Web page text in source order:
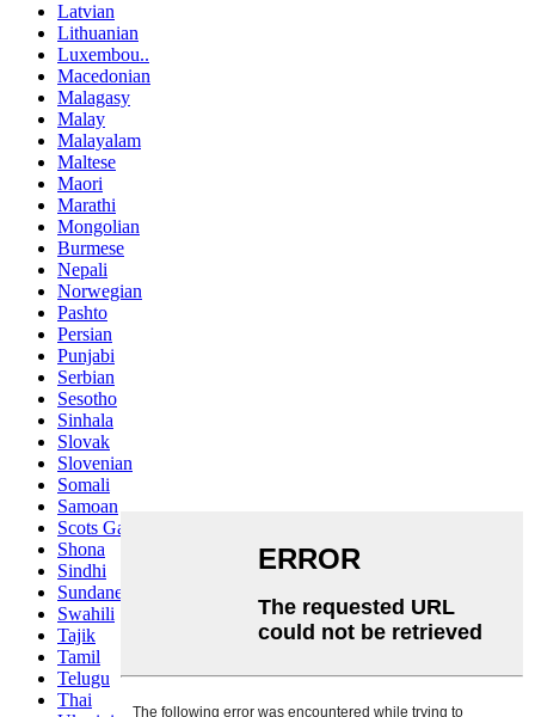
Latvian
Lithuanian
Luxembou..
Macedonian
Malagasy
Malay
Malayalam
Maltese
Maori
Marathi
Mongolian
Burmese
Nepali
Norwegian
Pashto
Persian
Punjabi
Serbian
Sesotho
Sinhala
Slovak
Slovenian
Somali
Samoan
Scots Gaelic
Shona
Sindhi
Sundanese
Swahili
Tajik
Tamil
Telugu
Thai